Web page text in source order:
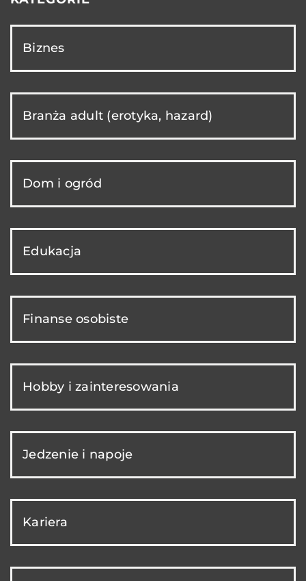
Biznes
Branża adult (erotyka, hazard)
Dom i ogród
Edukacja
Finanse osobiste
Hobby i zainteresowania
Jedzenie i napoje
Kariera